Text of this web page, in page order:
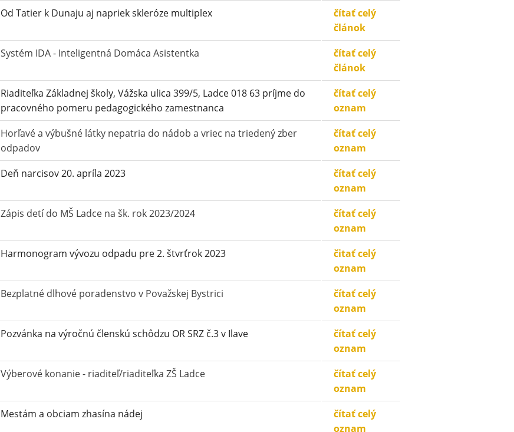
Od Tatier k Dunaju aj napriek skleróze multiplex
čítať celý
článok
Systém IDA - Inteligentná Domáca Asistentka
čítať celý
článok
Riaditeľka Základnej školy, Vážska ulica 399/5, Ladce 018 63 príjme do
pracovného pomeru pedagogického zamestnanca
čítať celý
oznam
Horľavé a výbušné látky nepatria do nádob a vriec na triedený zber
odpadov
čítať celý
oznam
Deň narcisov 20. apríla 2023
čítať celý
oznam
Zápis detí do MŠ Ladce na šk. rok 2023/2024
čítať celý
oznam
Harmonogram vývozu odpadu pre 2. štvrťrok 2023
čitať celý
oznam
Bezplatné dlhové poradenstvo v Považskej Bystrici
čítať celý
oznam
Pozvánka na výročnú členskú schôdzu OR SRZ č.3 v Ilave
čítať celý
oznam
Výberové konanie - riaditeľ/riaditeľka ZŠ Ladce
čítať celý
oznam
Mestám a obciam zhasína nádej
čítať celý
oznam